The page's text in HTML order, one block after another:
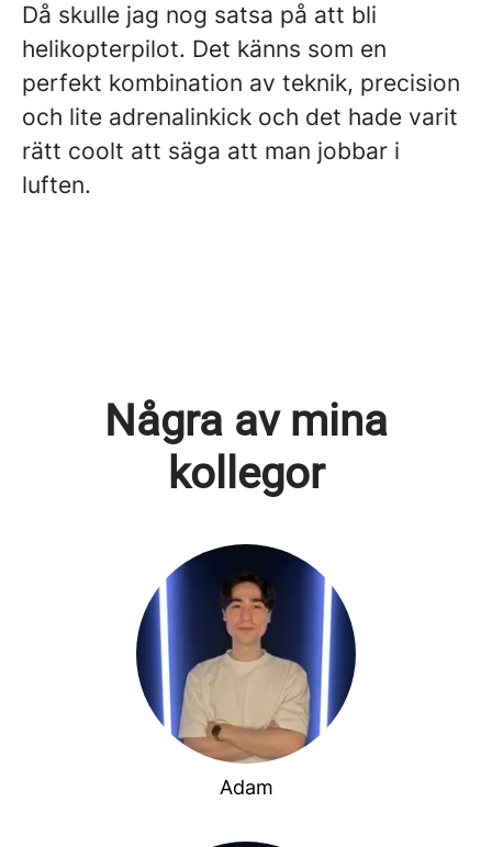
Då skulle jag nog satsa på att bli
helikopterpilot. Det känns som en
perfekt kombination av teknik, precision
och lite adrenalinkick och det hade varit
rätt coolt att säga att man jobbar i
luften.
Några av mina
kollegor
Adam